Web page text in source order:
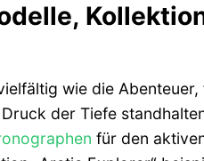
wie die
der Tiefe
für den